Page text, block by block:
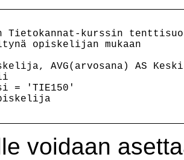
Tietokannat-kurssin
opiskelijan mukaan
AVG(arvosana) AS
= 'TIE150'
voidaan